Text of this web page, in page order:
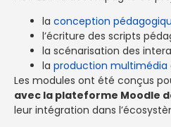
la conception
l’écriture des scripts
la scénarisation des
la production multimédia
Les modules ont été conçus
avec la plateforme Moodle de
leur intégration dans